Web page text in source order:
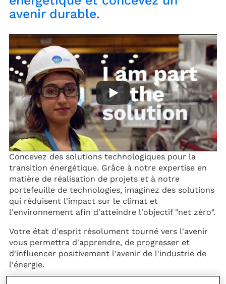
avenir durable.
Concevez des solutions technologiques pour la
transition énergétique. Grâce à notre expertise en
matière de réalisation de projets et à notre
portefeuille de technologies, imaginez des solutions
qui réduisent l'impact sur le climat et
l'environnement afin d'atteindre l'objectif "net zéro".
Votre état d'esprit résolument tourné vers l'avenir
vous permettra d'apprendre, de progresser et
d'influencer positivement l'avenir de l'industrie de
l'énergie.